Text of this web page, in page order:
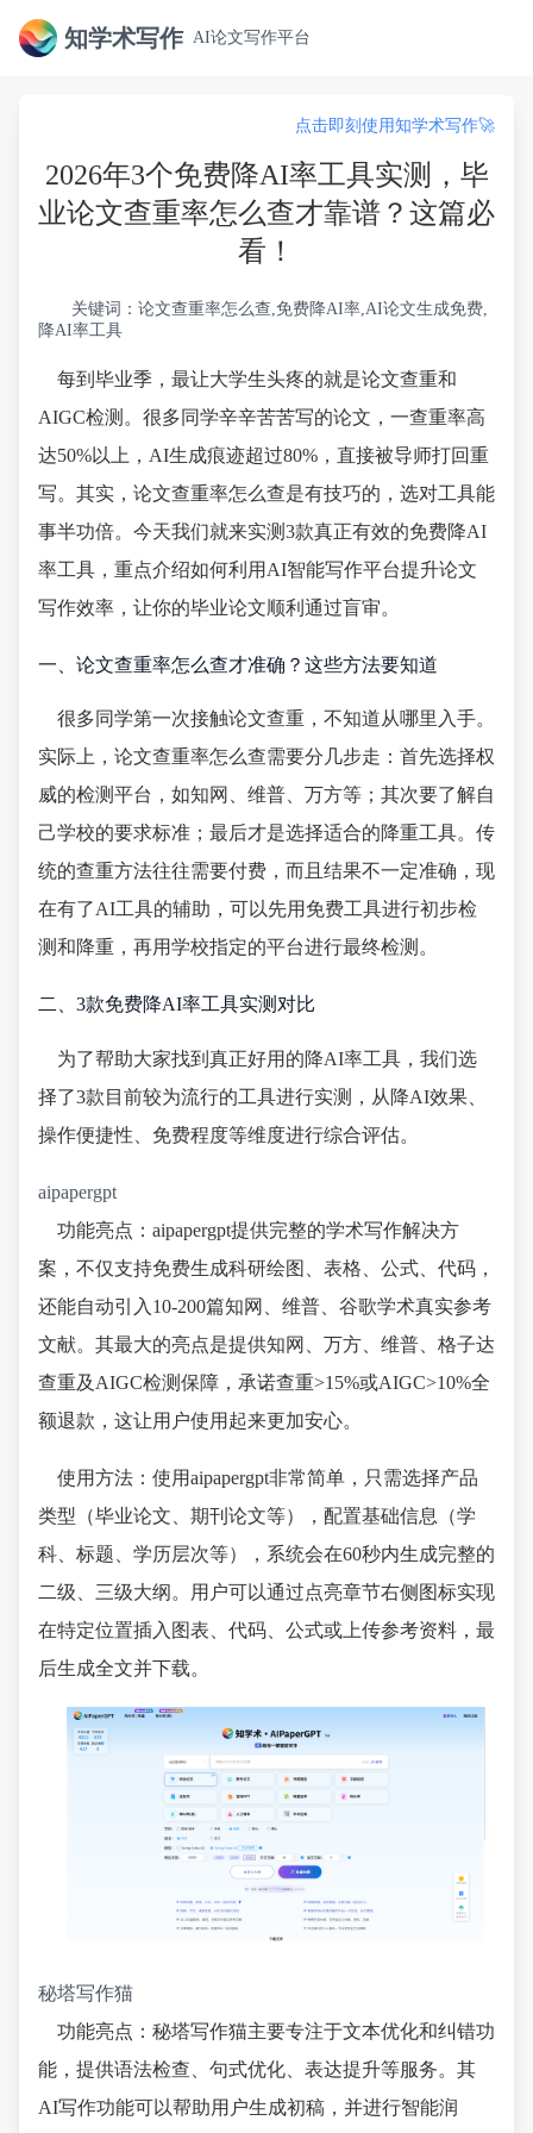
知学术写作 AI论文写作平台
点击即刻使用知学术写作🚀
2026年3个免费降AI率工具实测，毕
业论文查重率怎么查才靠谱？这篇必
看！
关键词：论文查重率怎么查,免费降AI率,AI论文生成免费,
降AI率工具
每到毕业季，最让大学生头疼的就是论文查重和
AIGC检测。很多同学辛辛苦苦写的论文，一查重率高
达50%以上，AI生成痕迹超过80%，直接被导师打回重
写。其实，论文查重率怎么查是有技巧的，选对工具能
事半功倍。今天我们就来实测3款真正有效的免费降AI
率工具，重点介绍如何利用AI智能写作平台提升论文
写作效率，让你的毕业论文顺利通过盲审。
一、论文查重率怎么查才准确？这些方法要知道
很多同学第一次接触论文查重，不知道从哪里入手。
实际上，论文查重率怎么查需要分几步走：首先选择权
威的检测平台，如知网、维普、万方等；其次要了解自
己学校的要求标准；最后才是选择适合的降重工具。传
统的查重方法往往需要付费，而且结果不一定准确，现
在有了AI工具的辅助，可以先用免费工具进行初步检
测和降重，再用学校指定的平台进行最终检测。
二、3款免费降AI率工具实测对比
为了帮助大家找到真正好用的降AI率工具，我们选
择了3款目前较为流行的工具进行实测，从降AI效果、
操作便捷性、免费程度等维度进行综合评估。
aipapergpt
功能亮点：aipapergpt提供完整的学术写作解决方
案，不仅支持免费生成科研绘图、表格、公式、代码，
还能自动引入10-200篇知网、维普、谷歌学术真实参考
文献。其最大的亮点是提供知网、万方、维普、格子达
查重及AIGC检测保障，承诺查重>15%或AIGC>10%全
额退款，这让用户使用起来更加安心。
使用方法：使用aipapergpt非常简单，只需选择产品
类型（毕业论文、期刊论文等），配置基础信息（学
科、标题、学历层次等），系统会在60秒内生成完整的
二级、三级大纲。用户可以通过点亮章节右侧图标实现
在特定位置插入图表、代码、公式或上传参考资料，最
后生成全文并下载。
秘塔写作猫
功能亮点：秘塔写作猫主要专注于文本优化和纠错功
能，提供语法检查、句式优化、表达提升等服务。其
AI写作功能可以帮助用户生成初稿，并进行智能润